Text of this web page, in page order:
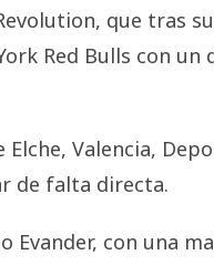
que tras
Red Bulls con un
Elche, Valencia,
de falta directa.
Evander, con una